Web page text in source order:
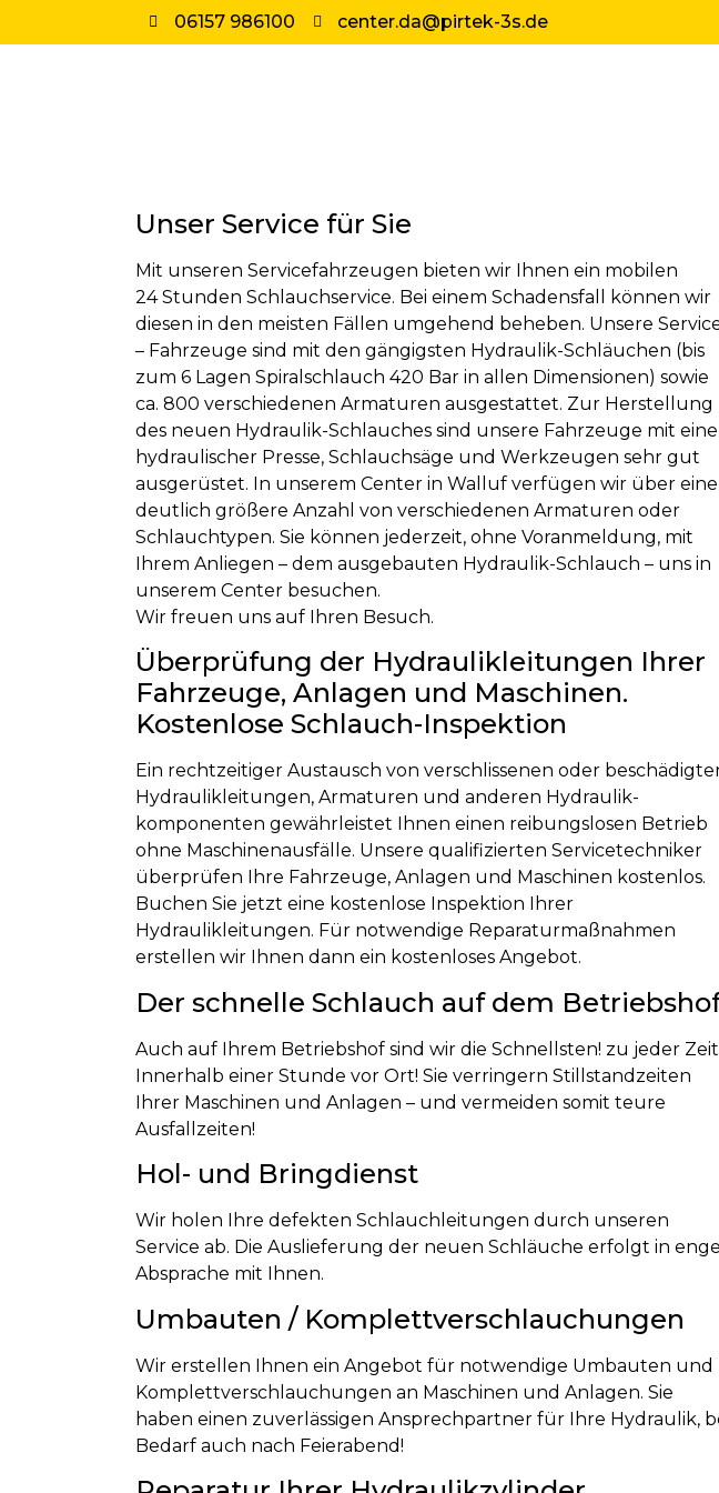
06157 986100 center.da@pirtek-3s.de
Unser Service für Sie
Mit unseren Servicefahrzeugen bieten wir Ihnen ein mobilen
24 Stunden Schlauchservice. Bei einem Schadensfall können wir
diesen in den meisten Fällen umgehend beheben. Unsere
– Fahrzeuge sind mit den gängigsten Hydraulik-Schläuchen (bis
zum 6 Lagen Spiralschlauch 420 Bar in allen Dimensionen) sowie
ca. 800 verschiedenen Armaturen ausgestattet. Zur Herstellung
des neuen Hydraulik-Schlauches sind unsere Fahrzeuge mit
hydraulischer Presse, Schlauchsäge und Werkzeugen sehr gut
ausgerüstet. In unserem Center in Walluf verfügen wir über eine
deutlich größere Anzahl von verschiedenen Armaturen oder
Schlauchtypen. Sie können jederzeit, ohne Voranmeldung, mit
Ihrem Anliegen – dem ausgebauten Hydraulik-Schlauch – uns in
unserem Center besuchen.
Wir freuen uns auf Ihren Besuch.
Überprüfung der Hydraulikleitungen Ihrer
Fahrzeuge, Anlagen und Maschinen.
Kostenlose Schlauch-Inspektion
Ein rechtzeitiger Austausch von verschlissenen oder
Hydraulikleitungen, Armaturen und anderen Hydraulik­
komponenten gewährleistet Ihnen einen reibungslosen Betrieb
ohne Maschinenausfälle. Unsere qualifizierten Servicetechniker
überprüfen Ihre Fahrzeuge, Anlagen und Maschinen kostenlos.
Buchen Sie jetzt eine kostenlose Inspektion Ihrer
Hydraulikleitungen. Für notwendige Reparaturmaßnahmen
erstellen wir Ihnen dann ein kostenloses Angebot.
Der schnelle Schlauch auf dem
Auch auf Ihrem Betriebshof sind wir die Schnellsten! zu jeder
Innerhalb einer Stunde vor Ort! Sie verringern Stillstandzeiten
Ihrer Maschinen und Anlagen – und vermeiden somit teure
Ausfallzeiten!
Hol- und Bringdienst
Wir holen Ihre defekten Schlauchleitungen durch unseren
Service ab. Die Auslieferung der neuen Schläuche erfolgt in
Absprache mit Ihnen.
Umbauten / Komplettverschlauchungen
Wir erstellen Ihnen ein Angebot für notwendige Umbauten und
Komplettverschlauchungen an Maschinen und Anlagen. Sie
haben einen zuverlässigen Ansprechpartner für Ihre Hydraulik,
Bedarf auch nach Feierabend!